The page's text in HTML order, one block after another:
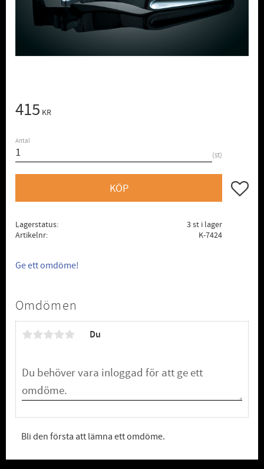
415 KR
Antal
st
KÖP Lägg
Lagerstatus
3 st i lager
Artikelnr
K-7424
Ge ett omdöme!
Omdömen
Du
Bli den första att lämna ett omdöme.